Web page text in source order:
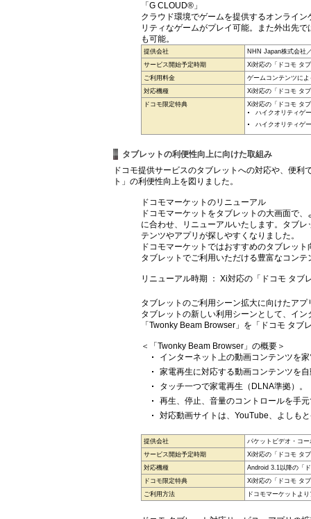
「G CLOUD®」
クラウド環境でゲームを提供するオンライ
リティなゲームがプレイ可能。また外出先
も可能。
提供会社
NHN Japan株式会社
サービス開始予定時期
Xi対応の「ドコモ タ
ご利用料金
ゲームコンテンツに
対応機種
Xi対応の「ドコモ タ
ドコモ限定特典
Xi対応の「ドコモ タ
ハイクオリティゲ
ハイクオリティゲ
タブレットの利便性向上に向けた取組み
ドコモ提供サービスのタブレットへの対応や、便
ト」の利便性向上を図りました。
ドコモマーケットのリニューアル
ドコモマーケットをタブレットの大画面で
に合わせ、リニューアルいたします。タブ
テンツやアプリが探しやすくなりました。
ドコモマーケットではおすすめのタブレッ
タブレットでご利用いただける豊富なコン
リニューアル時期 ： Xi対応の「ドコモ タブ
タブレットのご利用シーン拡大に向けたアプ
タブレットの新しい利用シーンとして、イ
「Twonky Beam Browser」を「ドコモ タブ
＜「Twonky Beam Browser」の概要＞
インターネット上の動画コンテンツを
家電再生に対応する動画コンテンツを
タッチ一つで家電再生（DLNA準拠）。
再生、停止、音量のコントロールを手
対応動画サイトは、YouTube、よしも
提供会社
パケットビデオ・コ
サービス開始予定時期
Xi対応の「ドコモ タ
対応機種
Android 3.1以降の「
ドコモ限定特典
Xi対応の「ドコモ タ
ご利用方法
ドコモマーケットよ